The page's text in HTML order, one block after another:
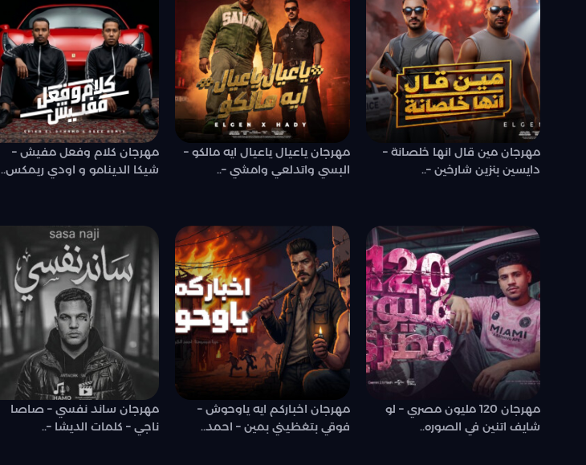
مهرجان مين قال انها خلصانة –
دايسين بنزين شارخين –..
مهرجان ياعيال ياعيال ايه مالكو –
البسي واتدلعي وامشي –..
مهرجان كلام وفعل مفيش –
شيكا الدينامو و اودي ريمكس..
مهرجان 120 مليون مصري – لو
شايف اتنين في الصوره..
مهرجان اخباركم ايه ياوحوش –
فوقي بتغظيني بمين – احمد..
مهرجان ساند نفسي – صاصا
ناجي – كلمات الديشا –..